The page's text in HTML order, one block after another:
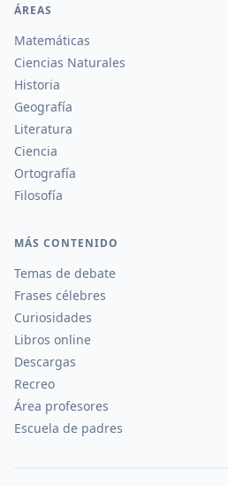
ÁREAS
Matemáticas
Ciencias Naturales
Historia
Geografía
Literatura
Ciencia
Ortografía
Filosofía
MÁS CONTENIDO
Temas de debate
Frases célebres
Curiosidades
Libros online
Descargas
Recreo
Área profesores
Escuela de padres